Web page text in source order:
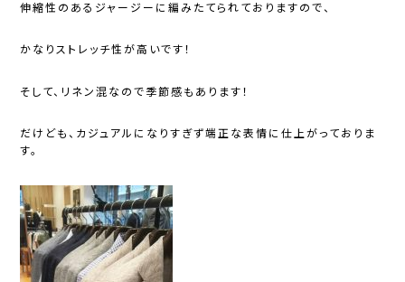
伸縮性のあるジャージーに編みたてられておりますので、
かなりストレッチ性が高いです！
そして、リネン混なので季節感もあります！
だけども、カジュアルになりすぎず端正な表情に仕上がっておりま
す。